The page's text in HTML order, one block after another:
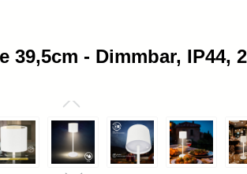
39,5cm - Dimmbar,